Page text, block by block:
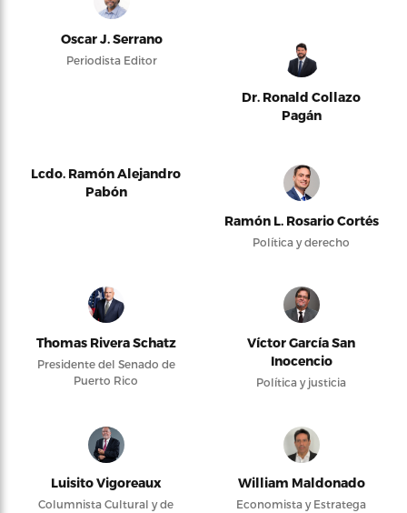
Oscar J. Serrano
Periodista Editor
Dr. Ronald Collazo
Pagán
Lcdo. Ramón Alejandro
Pabón
Ramón L. Rosario Cortés
Política y derecho
Thomas Rivera Schatz
Presidente del Senado de
Puerto Rico
Víctor García San
Inocencio
Política y justicia
Luisito Vigoreaux
Columnista Cultural y de
William Maldonado
Economista y Estratega